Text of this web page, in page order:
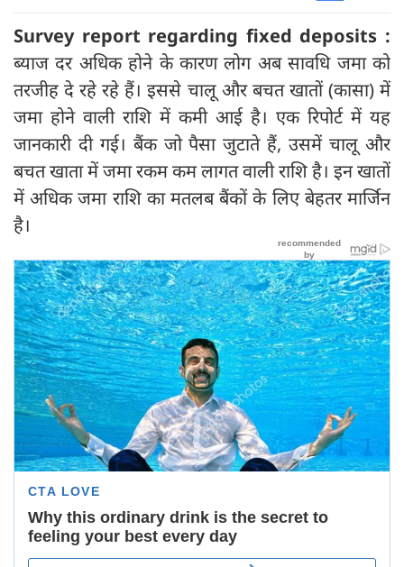
Survey report regarding fixed deposits :
ब्याज दर अधिक होने के कारण लोग अब सावधि जमा को
तरजीह दे रहे रहे हैं। इससे चालू और बचत खातों (कासा) में
जमा होने वाली राशि में कमी आई है। एक रिपोर्ट में यह
जानकारी दी गई। बैंक जो पैसा जुटाते हैं, उसमें चालू और
बचत खाता में जमा रकम कम लागत वाली राशि है। इन खातों
में अधिक जमा राशि का मतलब बैंकों के लिए बेहतर मार्जिन
है।